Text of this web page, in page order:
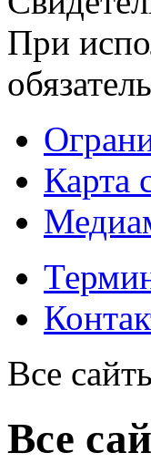
При
Карта
Все
Все